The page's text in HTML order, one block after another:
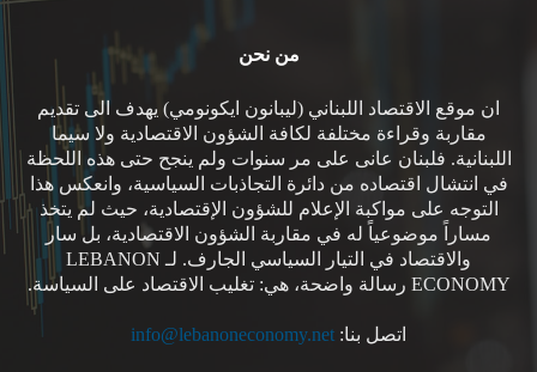
من نحن
ان موقع الاقتصاد اللبناني (ليبانون ايكونومي) يهدف الى تقديم
مقاربة وقراءة مختلفة لكافة الشؤون الاقتصادية ولا سيما
اللبنانية. فلبنان عانى على مر سنوات ولم ينجح حتى هذه اللحظة
في انتشال اقتصاده من دائرة التجاذبات السياسية، وانعكس هذا
التوجه على مواكبة الإعلام للشؤون الإقتصادية، حيث لم يتخذ
مساراً موضوعياً له في مقاربة الشؤون الاقتصادية، بل سار
والاقتصاد في التيار السياسي الجارف. لـ LEBANON
ECONOMY رسالة واضحة، هي: تغليب الاقتصاد على السياسة.
اتصل بنا: info@lebanoneconomy.net